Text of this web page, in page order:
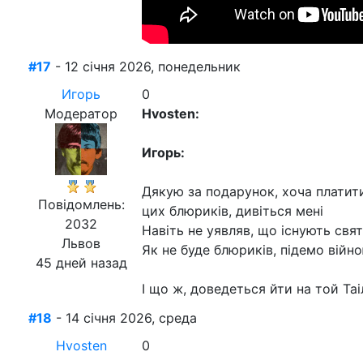
#17 - 12 січня 2026, понедельник
Игорь
Модератор
Повідомлень:
2032
Львов
45 дней назад
0
Hvosten:
Игорь:
Дякую за подарунок, хоча
цих блюриків, дивіться мені
Навіть не уявляв, що існують
Як не буде блюриків, підемо
І що ж, доведеться йти на той
#18 - 14 січня 2026, среда
Hvosten
0